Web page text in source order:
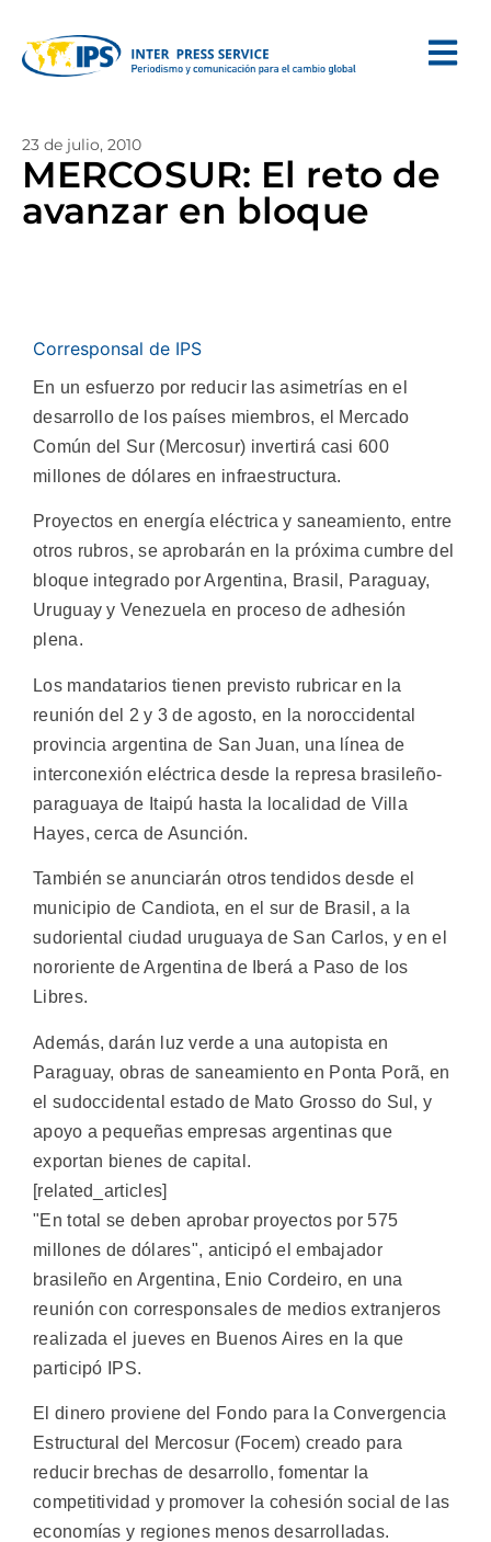
23 de julio, 2010
MERCOSUR: El reto de
avanzar en bloque
Corresponsal de IPS
En un esfuerzo por reducir las asimetrías en el
desarrollo de los países miembros, el Mercado
Común del Sur (Mercosur) invertirá casi 600
millones de dólares en infraestructura.
Proyectos en energía eléctrica y saneamiento, entre
otros rubros, se aprobarán en la próxima cumbre del
bloque integrado por Argentina, Brasil, Paraguay,
Uruguay y Venezuela en proceso de adhesión
plena.
Los mandatarios tienen previsto rubricar en la
reunión del 2 y 3 de agosto, en la noroccidental
provincia argentina de San Juan, una línea de
interconexión eléctrica desde la represa brasileño-
paraguaya de Itaipú hasta la localidad de Villa
Hayes, cerca de Asunción.
También se anunciarán otros tendidos desde el
municipio de Candiota, en el sur de Brasil, a la
sudoriental ciudad uruguaya de San Carlos, y en el
nororiente de Argentina de Iberá a Paso de los
Libres.
Además, darán luz verde a una autopista en
Paraguay, obras de saneamiento en Ponta Porã, en
el sudoccidental estado de Mato Grosso do Sul, y
apoyo a pequeñas empresas argentinas que
exportan bienes de capital.
[related_articles]
"En total se deben aprobar proyectos por 575
millones de dólares", anticipó el embajador
brasileño en Argentina, Enio Cordeiro, en una
reunión con corresponsales de medios extranjeros
realizada el jueves en Buenos Aires en la que
participó IPS.
El dinero proviene del Fondo para la Convergencia
Estructural del Mercosur (Focem) creado para
reducir brechas de desarrollo, fomentar la
competitividad y promover la cohesión social de las
economías y regiones menos desarrolladas.